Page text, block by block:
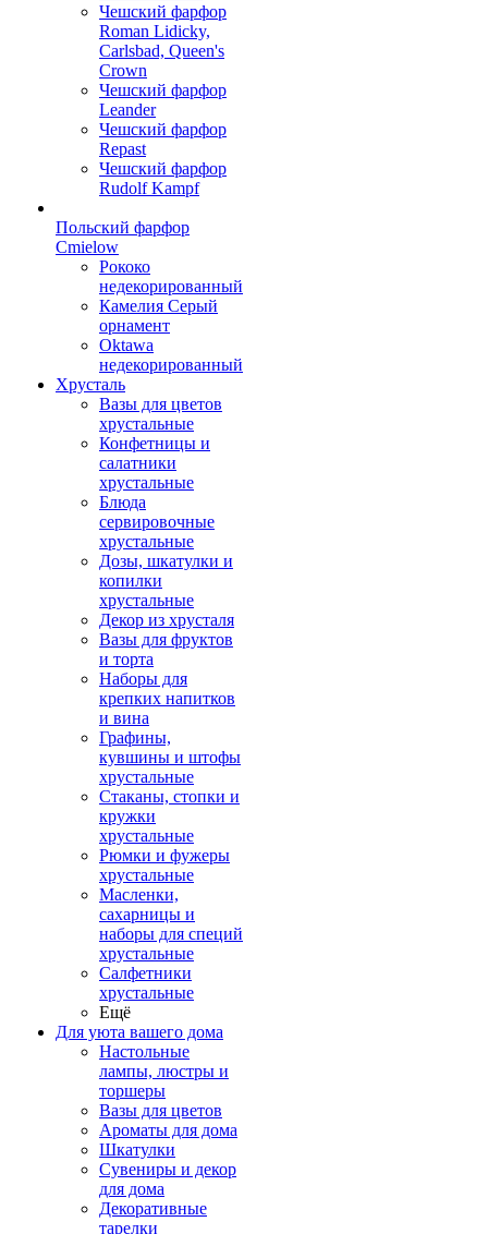
Чешский фарфор
Roman Lidicky,
Carlsbad, Queen's
Crown
Чешский фарфор
Leander
Чешский фарфор
Repast
Чешский фарфор
Rudolf Kampf
Польский фарфор
Сmielow
Рококо
недекорированный
Камелия Серый
орнамент
Oktawa
недекорированный
Хрусталь
Вазы для цветов
хрустальные
Конфетницы и
салатники
хрустальные
Блюда
сервировочные
хрустальные
Дозы, шкатулки и
копилки
хрустальные
Декор из хрусталя
Вазы для фруктов
и торта
Наборы для
крепких напитков
и вина
Графины,
кувшины и штофы
хрустальные
Стаканы, стопки и
кружки
хрустальные
Рюмки и фужеры
хрустальные
Масленки,
сахарницы и
наборы для специй
хрустальные
Салфетники
хрустальные
Ещё
Для уюта вашего дома
Настольные
лампы, люстры и
торшеры
Вазы для цветов
Ароматы для дома
Шкатулки
Сувениры и декор
для дома
Декоративные
тарелки